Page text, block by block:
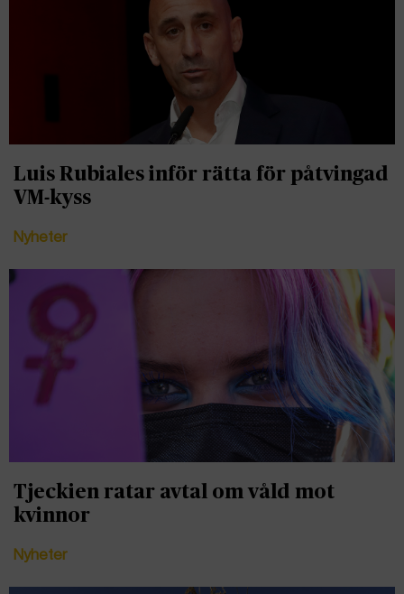
Luis Rubiales inför rätta för påtvingad
VM-kyss
Nyheter
Tjeckien ratar avtal om våld mot
kvinnor
Nyheter